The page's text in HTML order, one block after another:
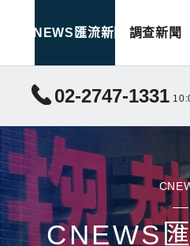
CNEWS匯流新聞 調查新聞
02-2747-1331
CNEWS